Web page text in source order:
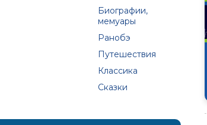
Биографии,
мемуары
Ранобэ
Путешествия
Классика
Сказки